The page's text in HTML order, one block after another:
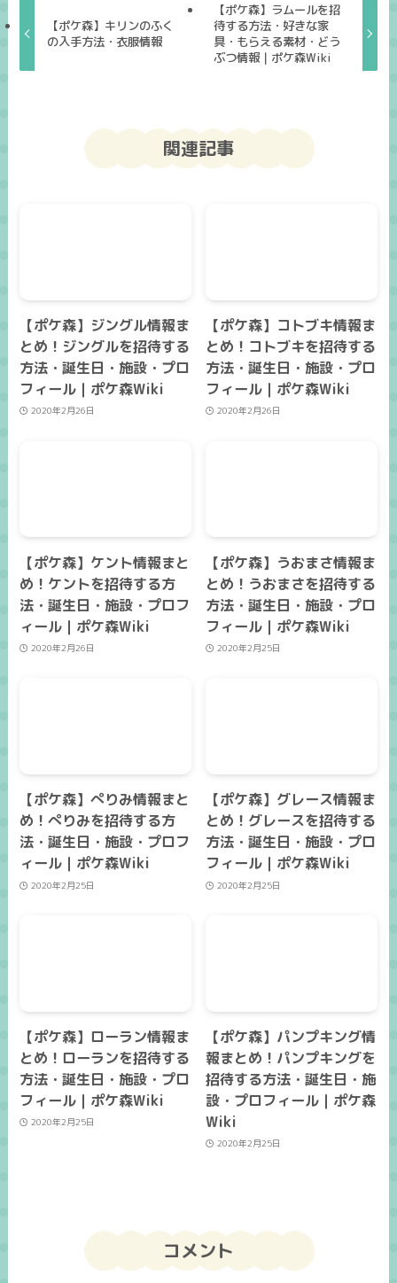
【ポケ森】キリンのふく
の入手方法・衣服情報
【ポケ森】ラムールを招
待する方法・好きな家
具・もらえる素材・どう
ぶつ情報｜ポケ森Wiki
関連記事
【ポケ森】ジングル情報ま
とめ！ジングルを招待する
方法・誕生日・施設・プロ
フィール｜ポケ森Wiki
2020年2月26日
【ポケ森】コトブキ情報ま
とめ！コトブキを招待する
方法・誕生日・施設・プロ
フィール｜ポケ森Wiki
2020年2月26日
【ポケ森】ケント情報まと
め！ケントを招待する方
法・誕生日・施設・プロフ
ィール｜ポケ森Wiki
2020年2月26日
【ポケ森】うおまさ情報ま
とめ！うおまさを招待する
方法・誕生日・施設・プロ
フィール｜ポケ森Wiki
2020年2月25日
【ポケ森】ぺりみ情報まと
め！ぺりみを招待する方
法・誕生日・施設・プロフ
ィール｜ポケ森Wiki
2020年2月25日
【ポケ森】グレース情報ま
とめ！グレースを招待する
方法・誕生日・施設・プロ
フィール｜ポケ森Wiki
2020年2月25日
【ポケ森】ローラン情報ま
とめ！ローランを招待する
方法・誕生日・施設・プロ
フィール｜ポケ森Wiki
2020年2月25日
【ポケ森】パンプキング情
報まとめ！パンプキングを
招待する方法・誕生日・施
設・プロフィール｜ポケ森
Wiki
2020年2月25日
コメント